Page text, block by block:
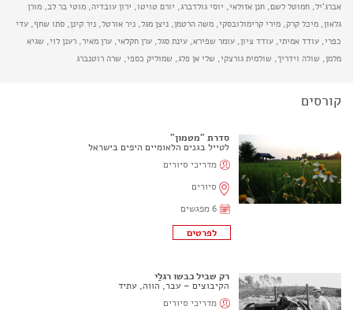
אברג'יל, חמוטל לשם, חנן אזולאי, יוסי גולדברג, יורם טויטו, ירון עובדיה, מוטי בר לב, מורן
גלאון, מיכל קרק, מירי קרימולובסקי, משה הרטמן, ניצן מגל, ניר אורטל, ניר קינן, סתו שחף, עדי
כפרי, עודד אמיתי, עודד ציון, עומר שפירא, עינת סגל, ערן חקלאי, ערן מאיר, רענן לוי, שגיא
מלמן, שולה וידריך, שולמית גורצקי, שלי אן פלג, שמוליק כספי, שרה רוטנברג
קורסים
סדרת "מטמון"
לטייל בגנים הלאומיים היפים בישראל
מדריכי סיורים
סיורים
6 מפגשים
רק‭ ‬שביל‭ ‬כבשו‭ ‬רגלַי
הקיבוצים – עבר, הווה, עתיד
מדריכי סיורים